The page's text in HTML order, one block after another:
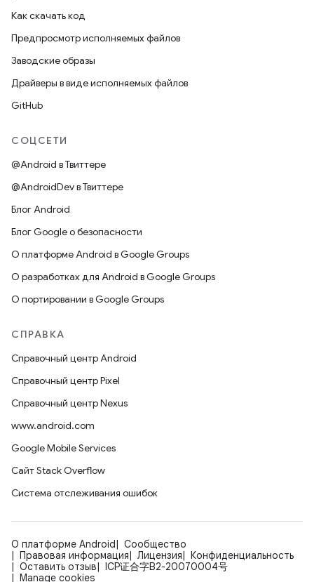
Как скачать код
Предпросмотр исполняемых файлов
Заводские образы
Драйверы в виде исполняемых файлов
GitHub
СОЦСЕТИ
@Android в Твиттере
@AndroidDev в Твиттере
Блог Android
Блог Google о безопасности
О платформе Android в Google Groups
О разработках для Android в Google Groups
О портировании в Google Groups
СПРАВКА
Справочный центр Android
Справочный центр Pixel
Справочный центр Nexus
www.android.com
Google Mobile Services
Сайт Stack Overflow
Система отслеживания ошибок
О платформе Android
Сообщество
Правовая информация
Лицензия
Конфиденциальность
Оставить отзыв
ICP证合字B2-20070004号
Manage cookies